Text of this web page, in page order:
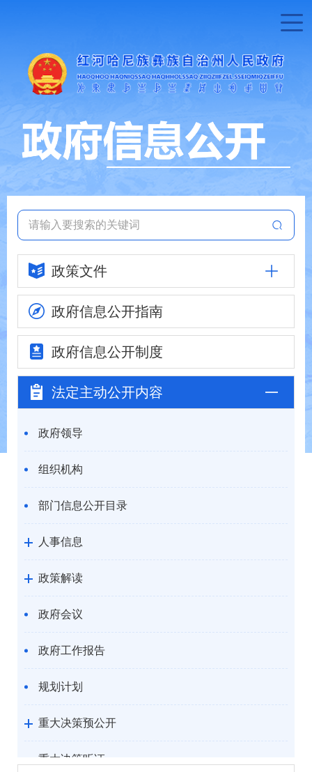
政策文件
政府信息公开指南
政府信息公开制度
法定主动公开内容
政府领导
组织机构
部门信息公开目录
人事信息
政策解读
政府会议
政府工作报告
规划计划
重大决策预公开
重大决策听证